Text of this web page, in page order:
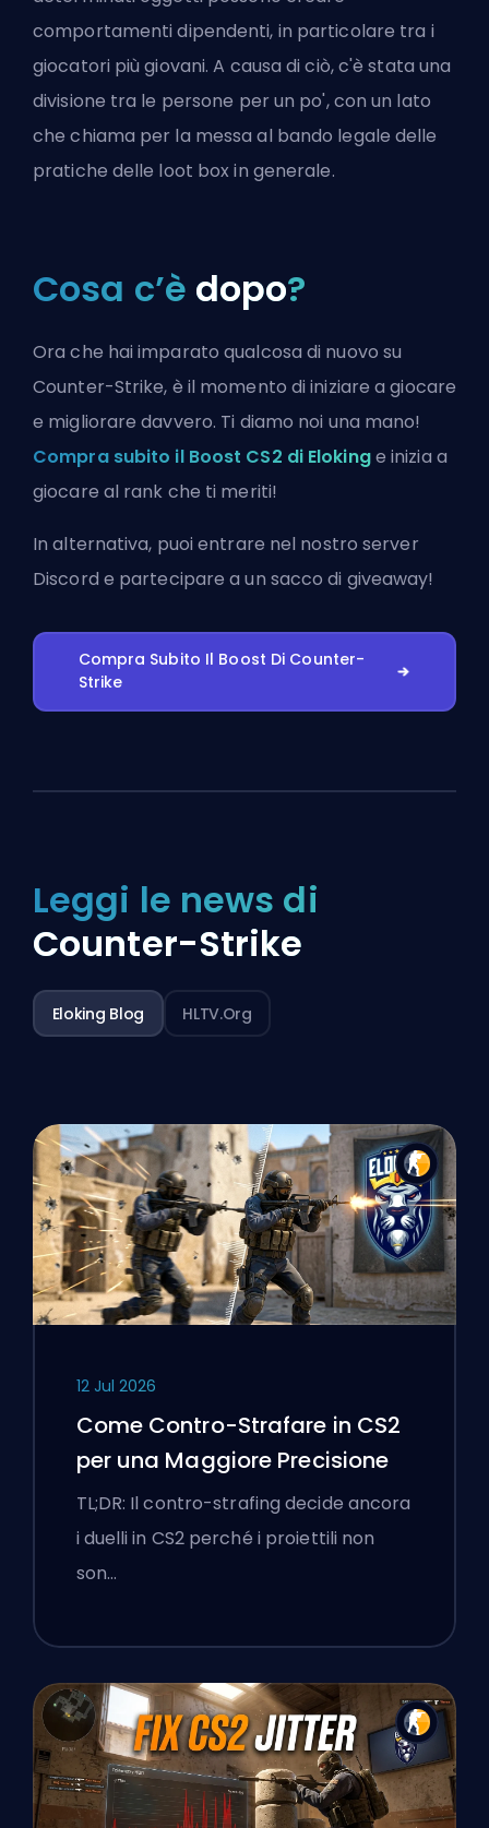
comportamenti dipendenti, in particolare tra i
giocatori più giovani. A causa di ciò, c'è stata una
divisione tra le persone per un po', con un lato
che chiama per la messa al bando legale delle
pratiche delle loot box in generale.
Cosa c’è dopo?
Ora che hai imparato qualcosa di nuovo su
Counter-Strike, è il momento di iniziare a giocare
e migliorare davvero. Ti diamo noi una mano!
Compra subito il Boost CS2 di Elokinge inizia a
giocare al rank che ti meriti!
In alternativa, puoientrare nel nostro server
Discord e partecipare a un sacco di giveaway!
Compra Subito Il Boost Di Counter-
Strike
Leggi le news di
Counter-Strike
Eloking Blog HLTV.org
12 Jul 2026
Come Contro-Strafare in CS2
per una Maggiore Precisione
TL;DR: Il contro-strafing decide ancora
i duelli in CS2 perché i proiettili non
son…